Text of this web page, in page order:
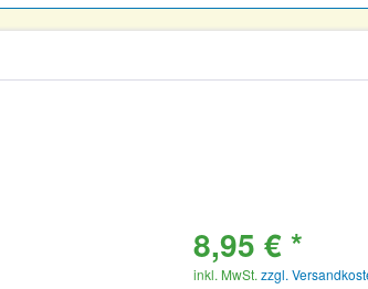
8,95 € *
inkl. MwSt.zzgl.